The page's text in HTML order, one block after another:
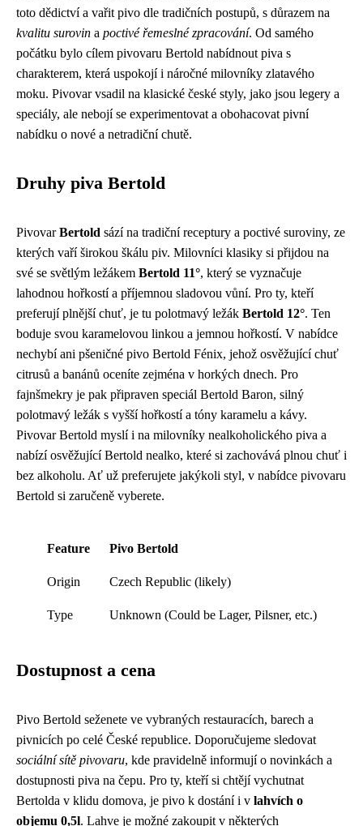
toto dědictví a vařit pivo dle tradičních postupů, s důrazem na
kvalitu surovin a poctivé řemeslné zpracování. Od samého
počátku bylo cílem pivovaru Bertold nabídnout piva s
charakterem, která uspokojí i náročné milovníky zlatavého
moku. Pivovar vsadil na klasické české styly, jako jsou legery a
speciály, ale nebojí se experimentovat a obohacovat pivní
nabídku o nové a netradiční chutě.
Druhy piva Bertold
PivovarBertold sází na tradiční receptury a poctivé suroviny, ze
kterých vaří širokou škálu piv. Milovníci klasiky si přijdou na
své se světlým ležákem Bertold 11°, který se vyznačuje
lahodnou hořkostí a příjemnou sladovou vůní. Pro ty, kteří
preferují plnější chuť, je tu polotmavý ležák Bertold 12°. Ten
boduje svou karamelovou linkou a jemnou hořkostí. V nabídce
nechybí ani pšeničné pivo Bertold Fénix, jehož osvěžující chuť
citrusů a banánů oceníte zejména v horkých dnech. Pro
fajnšmekry je pak připraven speciál Bertold Baron, silný
polotmavý ležák s vyšší hořkostí a tóny karamelu a kávy.
Pivovar Bertold myslí i na milovníky nealkoholického piva a
nabízí osvěžující Bertold nealko, které si zachovává plnou chuť i
bez alkoholu. Ať už preferujete jakýkoli styl, v nabídce pivovaru
Bertold si zaručeně vyberete.
Feature Pivo Bertold
Origin Czech Republic (likely)
Type Unknown (Could be Lager, Pilsner, etc.)
Dostupnost a cena
Pivo Bertold seženete ve vybraných restauracích, barech a
pivnicích po celé České republice. Doporučujeme sledovat
sociální sítě pivovaru, kde pravidelně informují o novinkách a
dostupnosti piva na čepu. Pro ty, kteří si chtějí vychutnat
Bertolda v klidu domova, je pivo k dostání i v lahvích o
objemu 0,5l. Lahve je možné zakoupit v některých